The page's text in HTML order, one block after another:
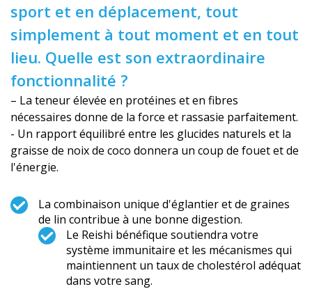
sport et en déplacement, tout
simplement à tout moment et en tout
lieu. Quelle est son extraordinaire
fonctionnalité ?
– La teneur élevée en protéines et en fibres
nécessaires donne de la force et rassasie parfaitement.
- Un rapport équilibré entre les glucides naturels et la
graisse de noix de coco donnera un coup de fouet et de
l'énergie.
La combinaison unique d'églantier et de graines
de lin contribue à une bonne digestion.
Le Reishi bénéfique soutiendra votre
système immunitaire et les mécanismes qui
maintiennent un taux de cholestérol adéquat
dans votre sang.